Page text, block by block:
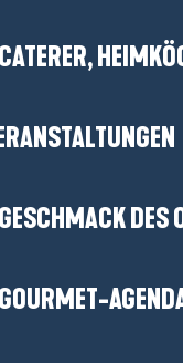
CATERER,
GESCHMACK DES
GOURMET-
den